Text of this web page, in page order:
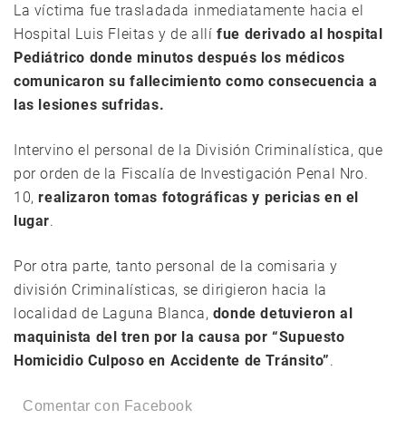
La víctima fue trasladada inmediatamente hacia el
Hospital Luis Fleitas y de allífue derivado al hospital
Pediátrico donde minutos después los médicos
comunicaron su fallecimiento como consecuencia a
las lesiones sufridas.
Intervino el personal de la División Criminalística, que
por orden de la Fiscalía de Investigación Penal Nro.
10,realizaron tomas fotográficas y pericias en el
lugar.
Por otra parte, tanto personal de la comisaria y
división Criminalísticas, se dirigieron hacia la
localidad de Laguna Blanca, donde detuvieron al
maquinista del tren por la causa por “Supuesto
Homicidio Culposo en Accidente de Tránsito”.
Comentar con Facebook